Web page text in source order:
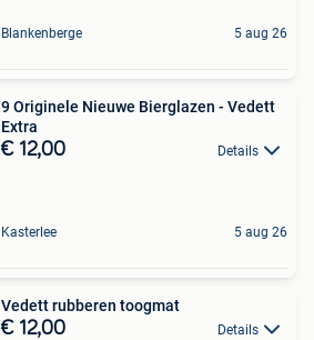
Blankenberge 5 aug 26
9 Originele Nieuwe Bierglazen - Vedett
Extra
€ 12,00 Details
Kasterlee 5 aug 26
Vedett rubberen toogmat
€ 12,00 Details